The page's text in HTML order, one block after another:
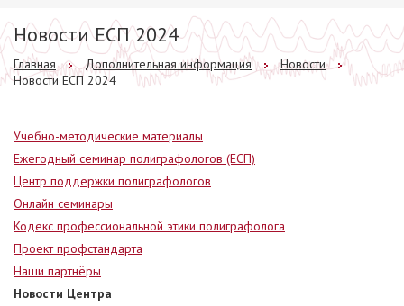
Новости ЕСП 2024
Главная Дополнительная информация
Новости
Новости ЕСП 2024
Учебно-методические материалы
Ежегодный семинар полиграфологов (ЕСП)
Центр поддержки полиграфологов
Онлайн семинары
Кодекс профессиональной этики полиграфолога
Проект профстандарта
Наши партнёры
Новости Центра